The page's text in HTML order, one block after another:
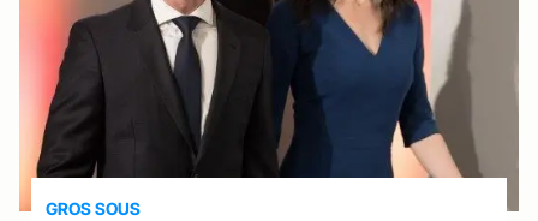
GROS SOUS